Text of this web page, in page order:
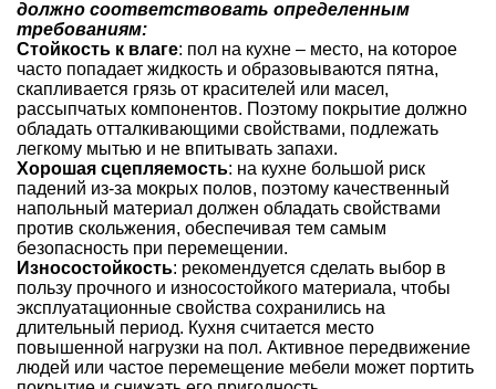
должно соответствовать определенным
требованиям:
Стойкость к влаге: пол на кухне – место, на которое
часто попадает жидкость и образовываются пятна,
скапливается грязь от красителей или масел,
рассыпчатых компонентов. Поэтому покрытие должно
обладать отталкивающими свойствами, подлежать
легкому мытью и не впитывать запахи.
Хорошая сцепляемость: на кухне большой риск
падений из-за мокрых полов, поэтому качественный
напольный материал должен обладать свойствами
против скольжения, обеспечивая тем самым
безопасность при перемещении.
Износостойкость: рекомендуется сделать выбор в
пользу прочного и износостойкого материала, чтобы
эксплуатационные свойства сохранились на
длительный период. Кухня считается место
повышенной нагрузки на пол. Активное передвижение
людей или частое перемещение мебели может портить